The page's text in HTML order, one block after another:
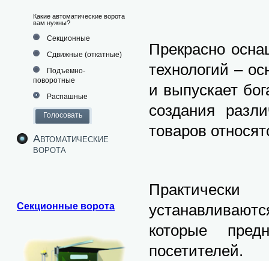
Какие автоматические ворота
вам нужны?
Секционные
Сдвижные (откатные)
Подъемно-
поворотные
Распашные
Автоматические
ворота
Секционные ворота
Прекрасно
технологий –
и выпускает
создания
товаров
которые